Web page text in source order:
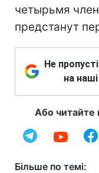
четырьмя
предстанут
Не
на
Або читайте
Більше по темі: